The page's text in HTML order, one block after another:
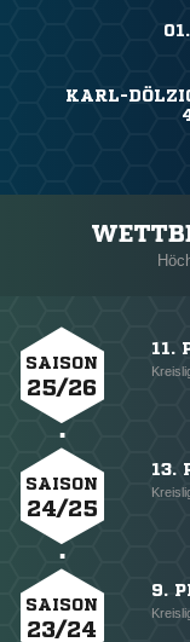
KARL-
SAISON
25/26
11.
SAISON
24/25
13.
SAISON
23/24
9.